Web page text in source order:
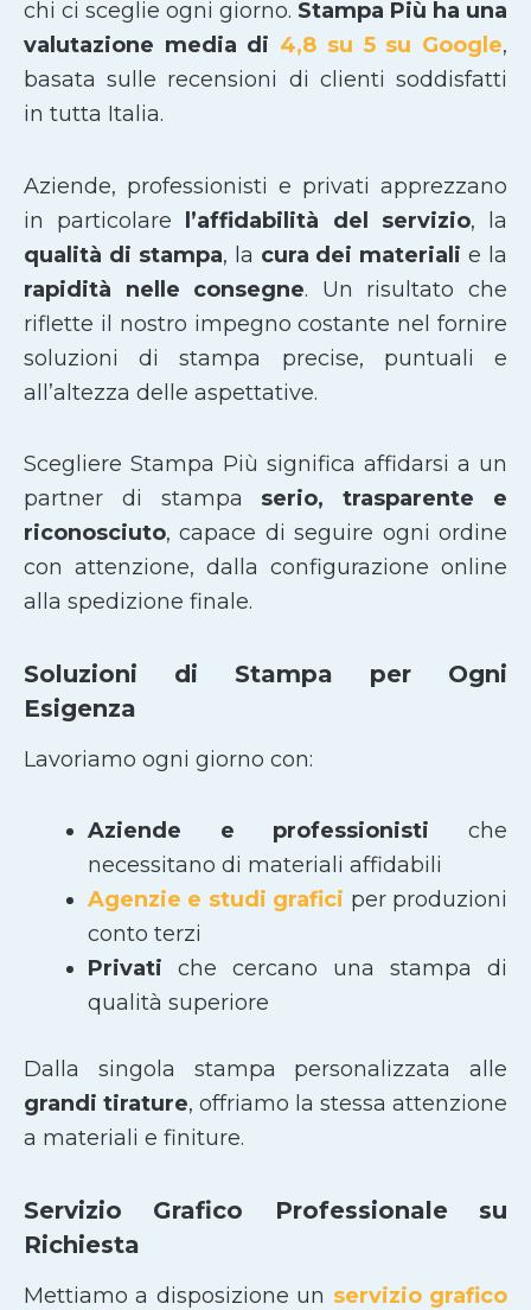
chi ci sceglie ogni giorno. Stampa Più ha una
valutazione media di 4,8 su 5 su Google,
basata sulle recensioni di clienti soddisfatti
in tutta Italia.
Aziende, professionisti e privati apprezzano
in particolare
l’affidabilità del servizio, la
qualità di stampa, la cura dei materiali e la
rapidità nelle consegne. Un risultato che
riflette il nostro impegno costante nel fornire
soluzioni di stampa precise, puntuali e
all’altezza delle aspettative.
Scegliere Stampa Più significa affidarsi a un
partner di stampa serio, trasparente e
riconosciuto, capace di seguire ogni ordine
con attenzione, dalla configurazione online
alla spedizione finale.
Soluzioni di Stampa per Ogni
Esigenza
Lavoriamo ogni giorno con:
Aziende e professionisti che
necessitano di materiali affidabili
Agenzie e studi grafici per produzioni
conto terzi
Privati che cercano una stampa di
qualità superiore
Dalla singola stampa personalizzata alle
grandi tirature, offriamo la stessa attenzione
a materiali e finiture.
Servizio Grafico Professionale su
Richiesta
Mettiamo a disposizione un servizio grafico